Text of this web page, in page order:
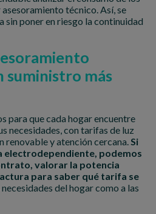
técnico. Así, se
sin poner en riesgo la continuidad
suministro más
para que cada hogar encuentre
necesidades, con tarifas de luz
renovable y atención cercana.Si
electrodependiente, podemos
valorar la potencia
para saber qué tarifa se
del hogar como a las